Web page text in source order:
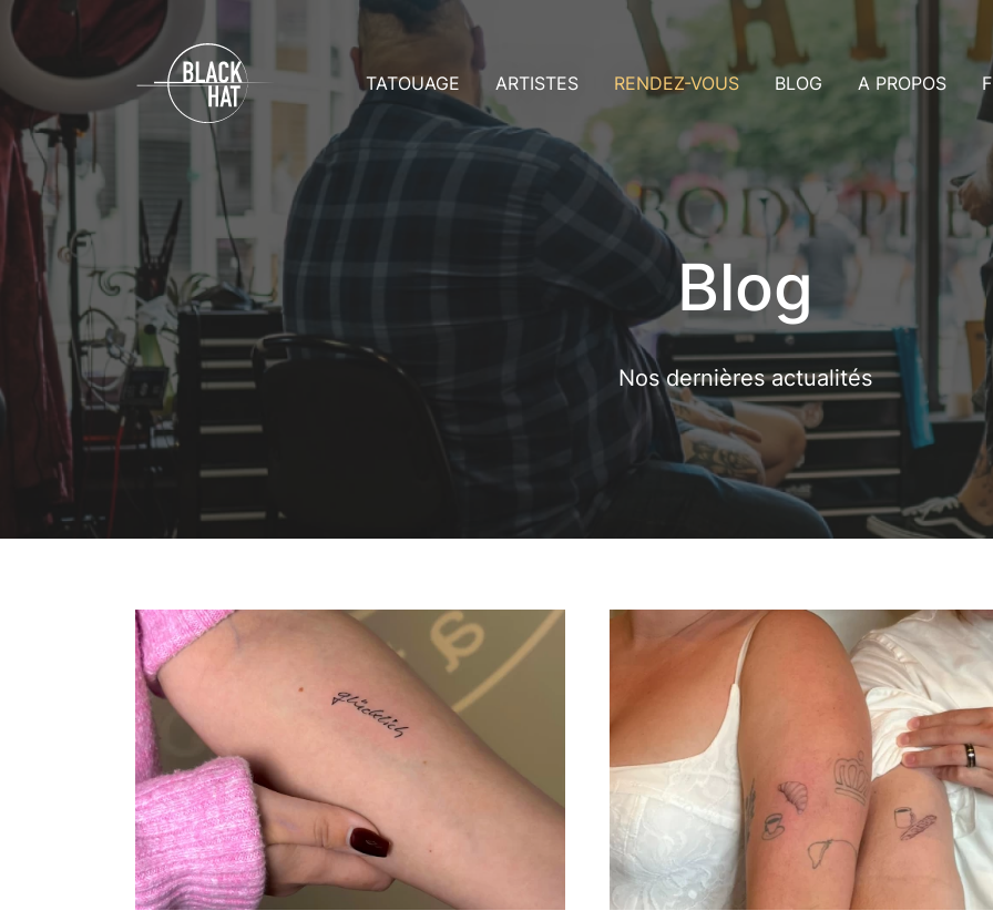
TATOUAGE
Prix
ARTISTES
Artistes Dublin
Collaboration avec les artistes
RENDEZ-VOUS
Rendez-vous
Payer un acompte
BLOG A PROPOS
Blog
Nos dernières actualités